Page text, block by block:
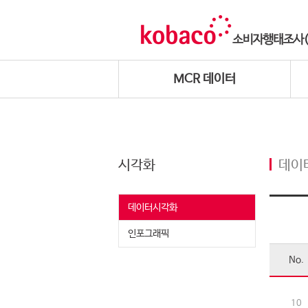
MCR 데이터
시각화
데이터시각화
인포그래픽
데이
No.
10